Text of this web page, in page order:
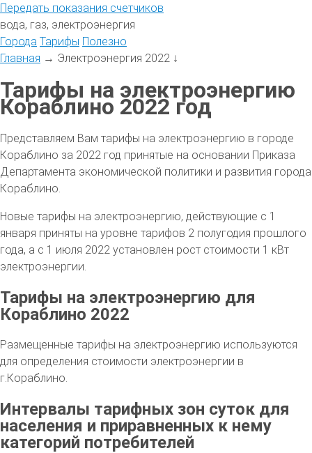
Передать показания счетчиков
вода, газ, электроэнергия
Города Тарифы Полезно
Главная → Электроэнергия 2022 ↓
Тарифы на электроэнергию
Кораблино 2022 год
Представляем Вам тарифы на электроэнергию в городе
Кораблино за 2022 год принятые на основании Приказа
Департамента экономической политики и развития города
Кораблино.
Новые тарифы на электроэнергию, действующие с 1
января приняты на уровне тарифов 2 полугодия прошлого
года, а с 1 июля 2022 установлен рост стоимости 1 кВт
электроэнергии.
Тарифы на электроэнергию для
Кораблино 2022
Размещенные тарифы на электроэнергию используются
для определения стоимости электроэнергии в
г.Кораблино.
Интервалы тарифных зон суток для
населения и приравненных к нему
категорий потребителей